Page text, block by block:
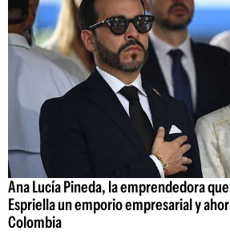
Ana Lucía Pineda, la emprendedora
Espriella un emporio empresarial y
Colombia